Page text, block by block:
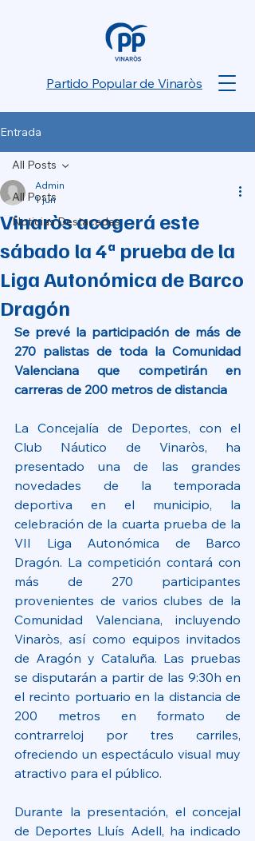
Partido Popular de Vinaròs
Entrada
All Posts
Noticias Destacadas
All Posts
Vinaròs acogerá este
sábado la 4ª prueba de la
Liga Autonómica de Barco
Dragón
Admin
1 jun
Se prevé la participación de más de
270 palistas de toda la Comunidad
Valenciana que competirán en
carreras de 200 metros de distancia
La Concejalía de Deportes, con el
Club Náutico de Vinaròs, ha
presentado una de las grandes
novedades de la temporada
deportiva en el municipio, la
celebración de la cuarta prueba de la
VII Liga Autonómica de Barco
Dragón. La competición contará con
más de 270 participantes
provenientes de varios clubes de la
Comunidad Valenciana, incluyendo
Vinaròs, así como equipos invitados
de Aragón y Cataluña. Las pruebas
se disputarán a partir de las 9:30h en
el recinto portuario en la distancia de
200 metros en formato de
contrarreloj por tres carriles,
ofreciendo un espectáculo visual muy
atractivo para el público.
Durante la presentación, el concejal
de Deportes Lluís Adell, ha indicado